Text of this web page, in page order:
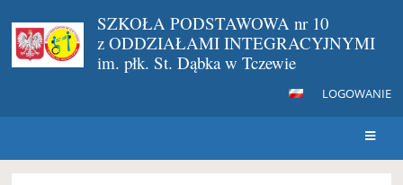
SZKOŁA PODSTAWOWA nr 10
z ODDZIAŁAMI INTEGRACYJNYMI
im. płk. St. Dąbka w Tczewie
LOGOWANIE